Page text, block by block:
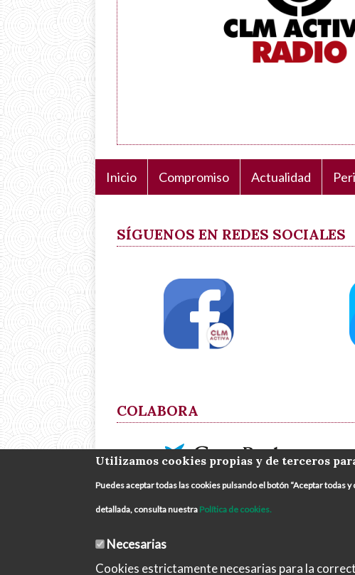
Navegación
principal
Inicio Compromiso Actualidad
SÍGUENOS EN REDES SOCIALES
COLABORA
Utilizamos cookies propias y de terceros
Puedes aceptar todas las cookies pulsando el botón “Aceptar
detallada, consulta nuestra Política de cookies.
Necesarias
Cookies estrictamente necesarias para la